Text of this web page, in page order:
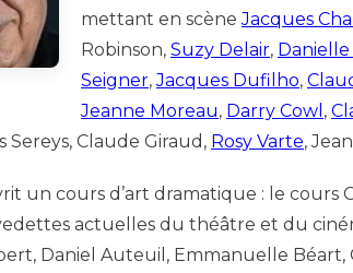
mettant en scèneJacques
Robinson, Suzy Delair,
Seigner,Jacques Dufilho,
Jeanne Moreau, Darry Cowl ,
Sereys, Claude Giraud, Rosy Varte,
un cours d’art dramatique : le cours
actuelles du théâtre et du
Daniel Auteuil, Emmanuelle Béart,